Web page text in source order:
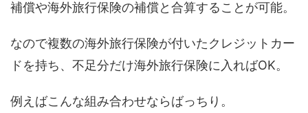
補償や海外旅行保険の補償と合算することが可能。
なので複数の海外旅行保険が付いたクレジットカー
ドを持ち、不足分だけ海外旅行保険に入ればOK。
例えばこんな組み合わせならばっちり。